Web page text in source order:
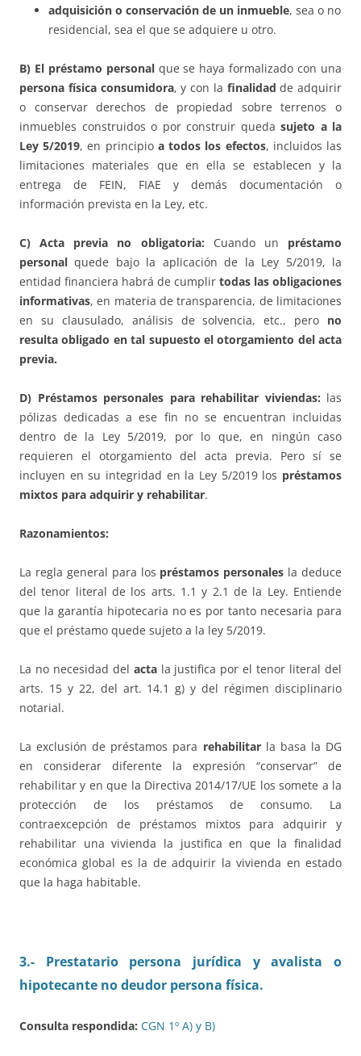
adquisición o conservación de un inmueble, sea o no
residencial, sea el que se adquiere u otro.
B) El préstamo personalque se haya formalizado con una
persona física consumidora, y con la finalidad de adquirir
o conservar derechos de propiedad sobre terrenos o
inmuebles construidos o por construir queda sujeto a la
Ley 5/2019, en principio a todos los efectos, incluidos las
limitaciones materiales que en ella se establecen y la
entrega de FEIN, FIAE y demás documentación o
información prevista en la Ley, etc.
C) Acta previa no obligatoria: Cuando un préstamo
personal quede bajo la aplicación de la Ley 5/2019, la
entidad financiera habrá de cumplir todas las obligaciones
informativas, en materia de transparencia, de limitaciones
en su clausulado, análisis de solvencia, etc., pero no
resulta obligado en tal supuesto el otorgamiento del acta
previa.
D) Préstamos personales para rehabilitar viviendas: las
pólizas dedicadas a ese fin no se encuentran incluidas
dentro de la Ley 5/2019, por lo que, en ningún caso
requieren el otorgamiento del acta previa. Pero sí se
incluyen en su integridad en la Ley 5/2019 los préstamos
mixtos para adquirir y rehabilitar.
Razonamientos:
La regla general para los préstamos personales la deduce
del tenor literal de los arts. 1.1 y 2.1 de la Ley. Entiende
que la garantía hipotecaria no es por tanto necesaria para
que el préstamo quede sujeto a la ley 5/2019.
La no necesidad del actala justifica por el tenor literal del
arts. 15 y 22, del art. 14.1 g) y del régimen disciplinario
notarial.
La exclusión de préstamos para rehabilitarla basa la DG
en considerar diferente la expresión “conservar” de
rehabilitar y en que la Directiva 2014/17/UE los somete a la
protección de los préstamos de consumo. La
contraexcepción de préstamos mixtos para adquirir y
rehabilitar una vivienda la justifica en que la finalidad
económica global es la de adquirir la vivienda en estado
que la haga habitable.
3.- Prestatario persona jurídica y avalista o
hipotecante no deudor persona física.
Consulta respondida: CGN 1º A) y B)